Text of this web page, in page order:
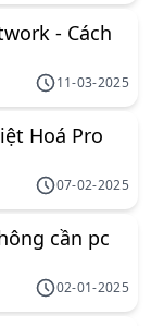
- Cách
11-03-2025
Hoá Pro
07-02-2025
cần pc
02-01-2025